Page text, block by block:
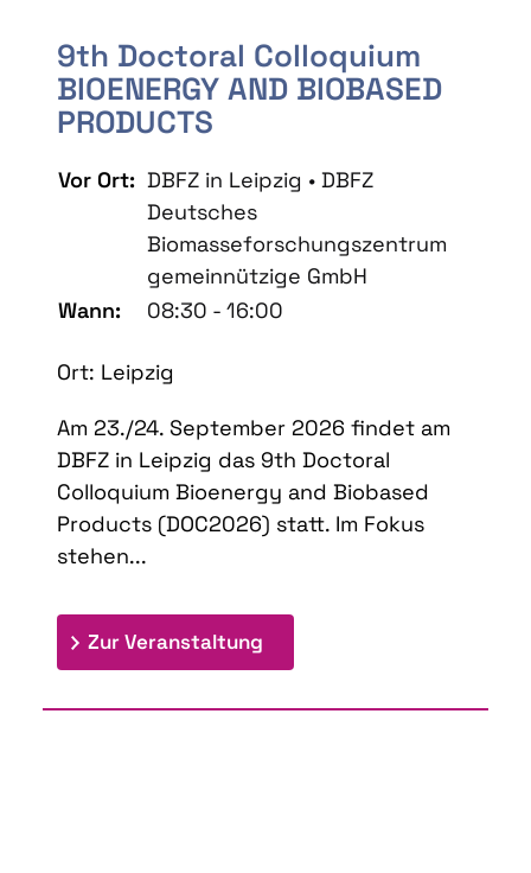
9th Doctoral Colloquium
BIOENERGY AND BIOBASED
PRODUCTS
Vor Ort: DBFZ in Leipzig • DBFZ
Deutsches
Biomasseforschungszentrum
gemeinnützige GmbH
Wann:
08:30 - 16:00
Ort: Leipzig
Am 23./24. September 2026 findet am
DBFZ in Leipzig das 9th Doctoral
Colloquium Bioenergy and Biobased
Products (DOC2026) statt. Im Fokus
stehen...
Zur Veranstaltung